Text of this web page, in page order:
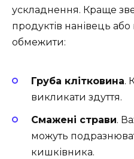
ускладнення. Краще
продуктів нанівець
обмежити:
Груба клітковина.
викликати здуття.
Смажені страви.
можуть
кишківника.